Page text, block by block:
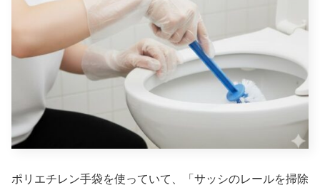
ポリエチレン手袋を使っていて、「サッシのレールを掃除